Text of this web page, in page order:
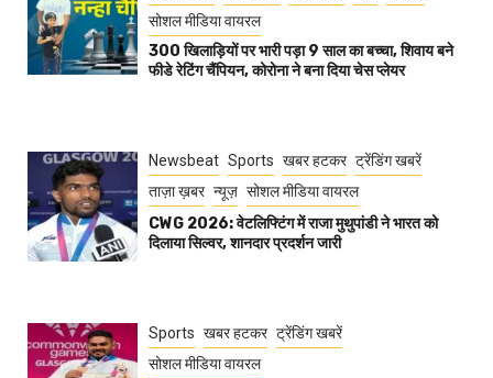
सोशल मीडिया वायरल
300 खिलाड़ियों पर भारी पड़ा 9 साल का बच्चा, शिवाय बने
फीडे रेटिंग चैंपियन, कोरोना ने बना दिया चेस प्लेयर
Newsbeat Sports खबर हटकर ट्रेंडिंग खबरें
ताज़ा ख़बर न्यूज़ सोशल मीडिया वायरल
CWG 2026: वेटलिफ्टिंग में राजा मुथुपांडी ने भारत को
दिलाया सिल्वर, शानदार प्रदर्शन जारी
Sports खबर हटकर ट्रेंडिंग खबरें
सोशल मीडिया वायरल